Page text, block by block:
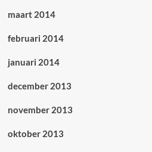
maart 2014
februari 2014
januari 2014
december 2013
november 2013
oktober 2013